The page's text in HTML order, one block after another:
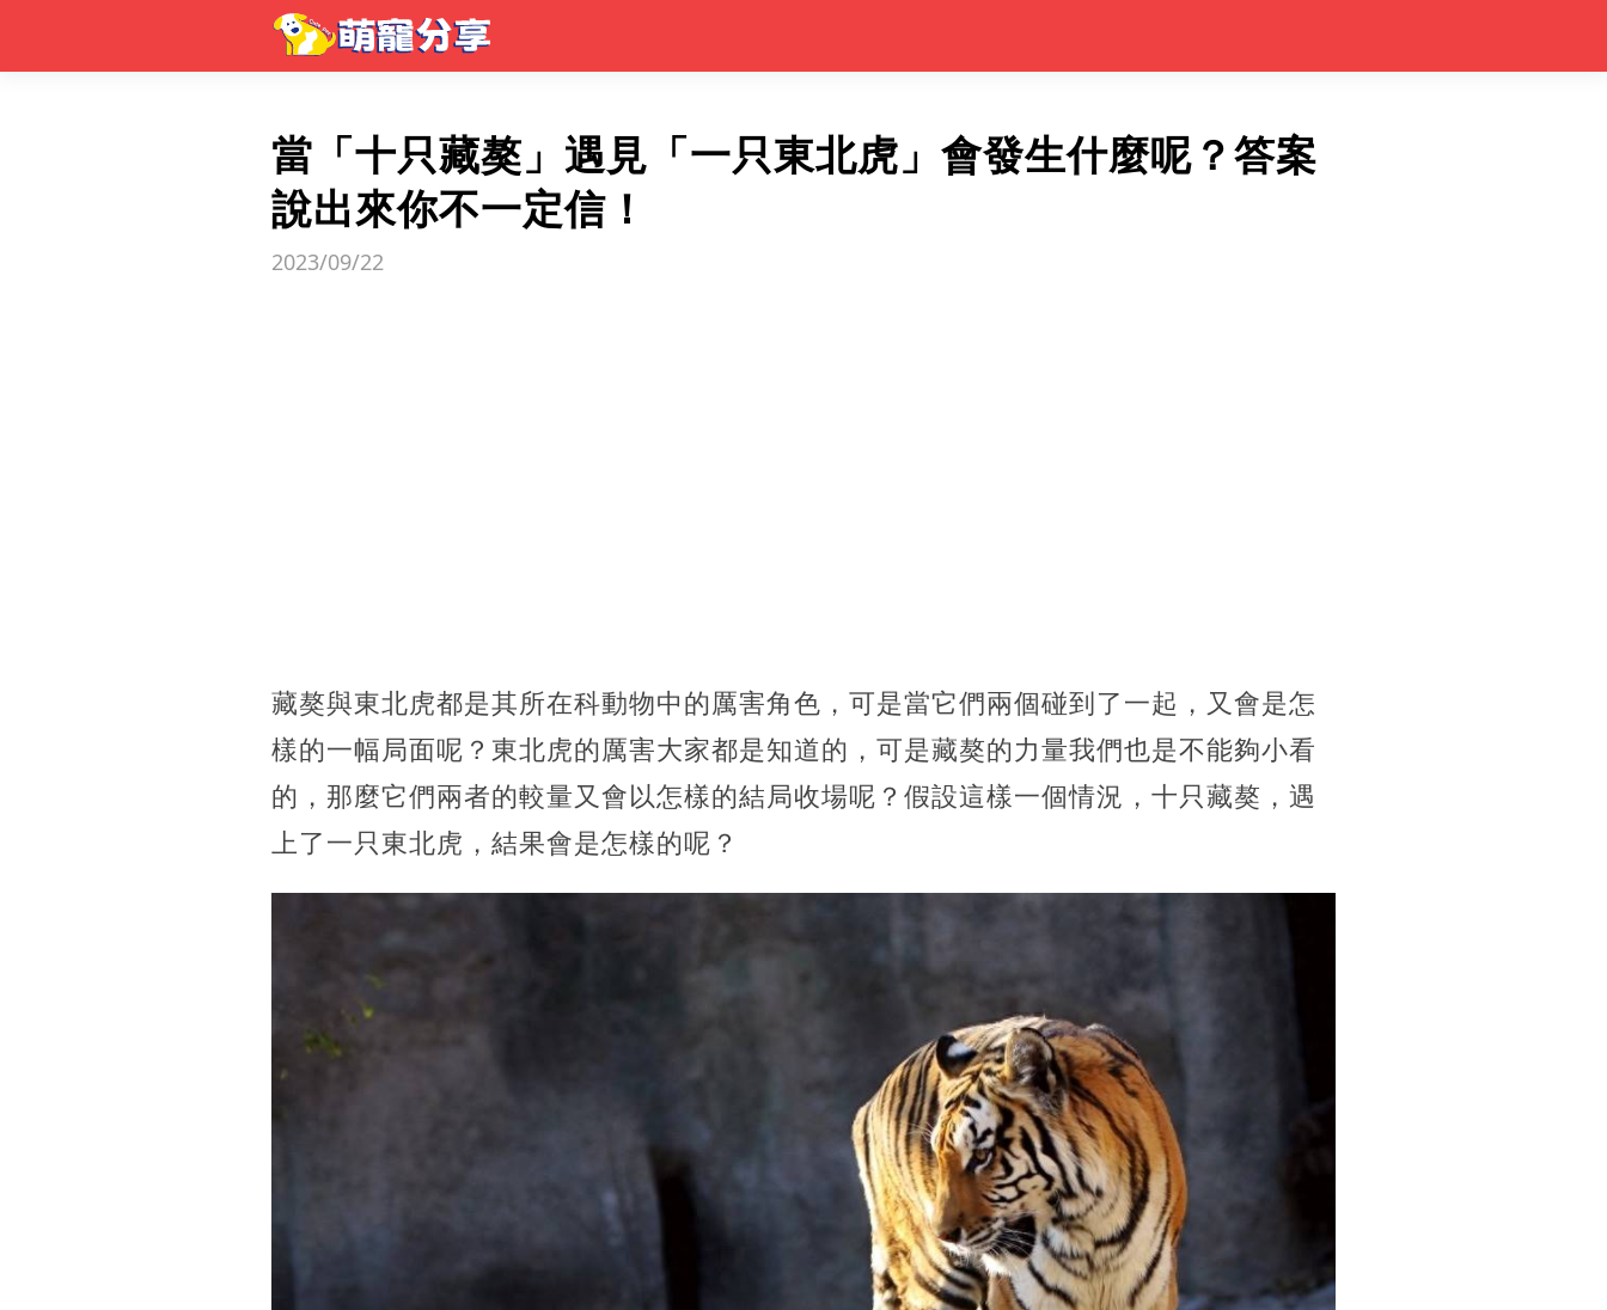
當「十只藏獒」遇見「一只東北虎」會發生什麼呢？答案
說出來你不一定信！
2023/09/22
藏獒與東北虎都是其所在科動物中的厲害角色，可是當它們兩個碰到了一起，又會是怎
樣的一幅局面呢？東北虎的厲害大家都是知道的，可是藏獒的力量我們也是不能夠小看
的，那麼它們兩者的較量又會以怎樣的結局收場呢？假設這樣一個情況，十只藏獒，遇
上了一只東北虎，結果會是怎樣的呢？